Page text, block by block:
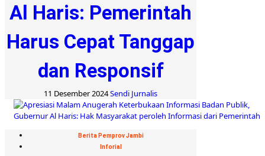
Al Haris: Pemerintah
Harus Cepat Tanggap
dan Responsif
11 Desember 2024Sendi Jurnalis
Berita Pemprov Jambi
Inforial